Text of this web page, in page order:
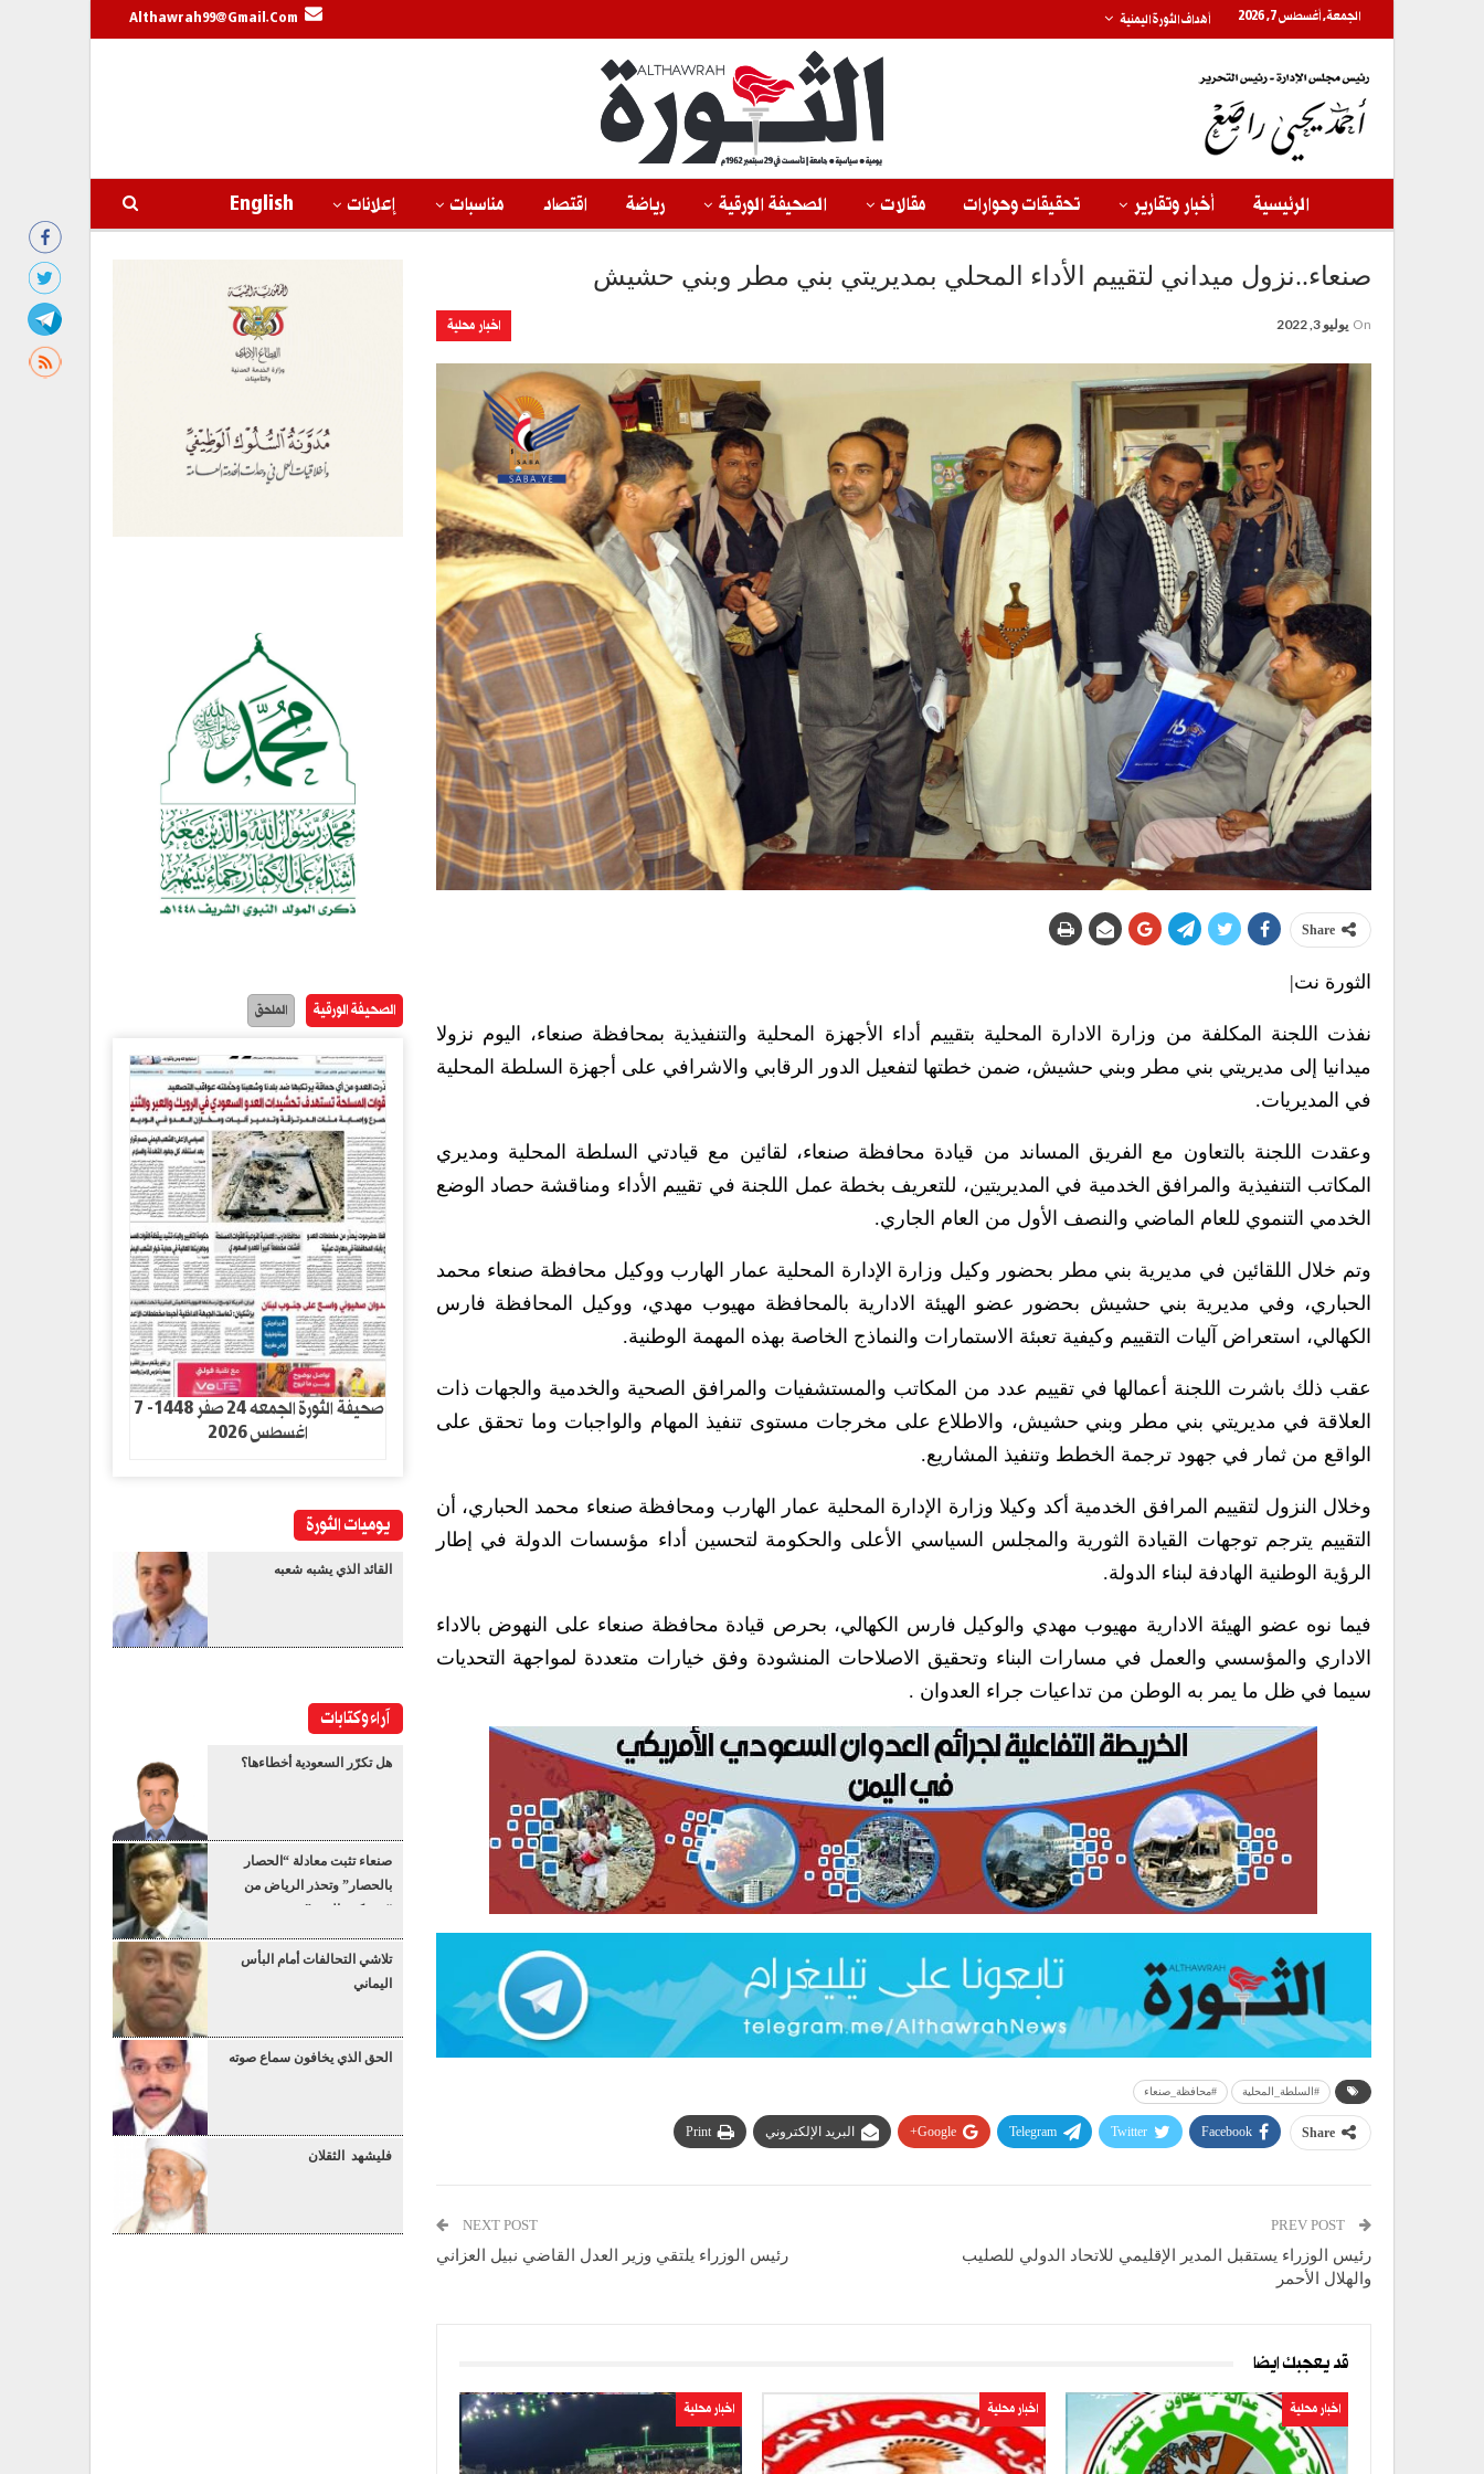
الجمعة, أغسطس 7, 2026 أهداف الثورة اليمنية Althawrah99@gmail.com
الرئيسية أخبار وتقارير تحقيقات وحوارات مقالات الصحيفة الورقية رياضة اقتصاد مناسبات إعلانات English
صنعاء..نزول ميداني لتقييم الأداء المحلي بمديريتي بني مطر وبني حشيش
اخبار محلية On يوليو 3, 2022
Share
الثورة نت|
نفذت اللجنة المكلفة من وزارة الادارة المحلية بتقييم أداء الأجهزة المحلية والتنفيذية بمحافظة صنعاء، اليوم نزولا
ميدانيا إلى مديريتي بني مطر وبني حشيش، ضمن خطتها لتفعيل الدور الرقابي والاشرافي على أجهزة السلطة المحلية
في المديريات.
وعقدت اللجنة بالتعاون مع الفريق المساند من قيادة محافظة صنعاء، لقائين مع قيادتي السلطة المحلية ومديري
المكاتب التنفيذية والمرافق الخدمية في المديريتين، للتعريف بخطة عمل اللجنة في تقييم الأداء ومناقشة حصاد الوضع
الخدمي التنموي للعام الماضي والنصف الأول من العام الجاري.
وتم خلال اللقائين في مديرية بني مطر بحضور وكيل وزارة الإدارة المحلية عمار الهارب ووكيل محافظة صنعاء محمد
الحباري، وفي مديرية بني حشيش بحضور عضو الهيئة الادارية بالمحافظة مهيوب مهدي، ووكيل المحافظة فارس
الكهالي، استعراض آليات التقييم وكيفية تعبئة الاستمارات والنماذج الخاصة بهذه المهمة الوطنية.
عقب ذلك باشرت اللجنة أعمالها في تقييم عدد من المكاتب والمستشفيات والمرافق الصحية والخدمية والجهات ذات
العلاقة في مديريتي بني مطر وبني حشيش، والاطلاع على مخرجات مستوى تنفيذ المهام والواجبات وما تحقق على
الواقع من ثمار في جهود ترجمة الخطط وتنفيذ المشاريع.
وخلال النزول لتقييم المرافق الخدمية أكد وكيلا وزارة الإدارة المحلية عمار الهارب ومحافظة صنعاء محمد الحباري، أن
التقييم يترجم توجهات القيادة الثورية والمجلس السياسي الأعلى والحكومة لتحسين أداء مؤسسات الدولة في إطار
الرؤية الوطنية الهادفة لبناء الدولة.
فيما نوه عضو الهيئة الادارية مهيوب مهدي والوكيل فارس الكهالي، بحرص قيادة محافظة صنعاء على النهوض بالاداء
الاداري والمؤسسي والعمل في مسارات البناء وتحقيق الاصلاحات المنشودة وفق خيارات متعددة لمواجهة التحديات
سيما في ظل ما يمر به الوطن من تداعيات جراء العدوان .
#السلطة_المحلية #محافظة_صنعاء
Share
Facebook
Twitter
Telegram
Google+ البريد الإلكتروني Print
رئيس الوزراء يستقبل المدير الإقليمي للاتحاد الدولي للصليب
والهلال الأحمر
NEXT POST
رئيس الوزراء يلتقي وزير العدل القاضي نبيل العزاني
قد يعجبك ايضا
اخبار محلية اخبار محلية اخبار محلية
الصحيفة الورقية الملحق
صحيفة الثورة الجمعه 24 صفر 1448- 7
اغسطس 2026
يوميات الثورة
القائد الذي يشبه شعبه
آراء وكتابات
هل تكرّر السعودية أخطاءها؟
صنعاء تثبت معادلة “الحصار
بالحصار” وتحذر الرياض من
“عسكرة البحر”
تلاشي التحالفات أمام البأس
اليماني
الحق الذي يخافون سماع صوته
فليشهد الثقلان